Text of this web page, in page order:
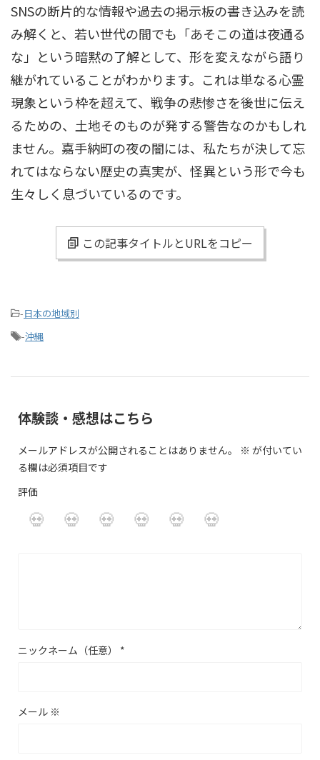
SNSの断片的な情報や過去の掲示板の書き込みを読
み解くと、若い世代の間でも「あそこの道は夜通る
な」という暗黙の了解として、形を変えながら語り
継がれていることがわかります。これは単なる心霊
現象という枠を超えて、戦争の悲惨さを後世に伝え
るための、土地そのものが発する警告なのかもしれ
ません。嘉手納町の夜の闇には、私たちが決して忘
れてはならない歴史の真実が、怪異という形で今も
生々しく息づいているのです。
この記事タイトルとURLをコピー
-日本の地域別
-沖縄
体験談・感想はこちら
メールアドレスが公開されることはありません。 ※ が付いてい
る欄は必須項目です
評価
ニックネーム（任意） *
メール ※